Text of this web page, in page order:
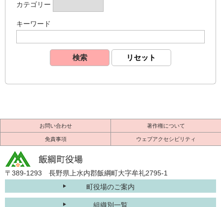
カテゴリー
キーワード
お問い合わせ 著作権について
免責事項 ウェブアクセシビリティ
〒389-1293 長野県上水内郡飯綱町大字牟礼2795-1
町役場のご案内
組織別一覧